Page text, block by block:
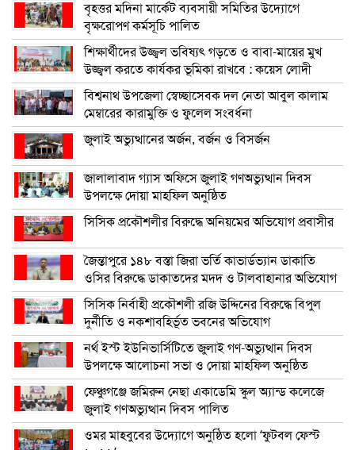
বৃহত্তর মদিনা মার্কেট ব্যবসায়ী সমিতির উদ্যোগে
বৃক্ষরোপণ কর্মসূচি পালিত
শিক্ষার্থীদের উজ্জ্বল ভবিষ্যৎ গড়তে ও বাবা-মায়ের মুখ
উজ্জ্বল করতে কার্যকর ভূমিকা রাখবে : কয়েস লোদী
বিশ্বনাথ উপজেলা স্বেচ্ছাসেবক দল নেতা আবুল কালাম
মেম্বারের কারামুক্তি ও ফুলেল সংবর্ধনা
জুলাই অভ্যুত্থানের অর্জন, বর্জন ও বিসর্জন
জালালাবাদ গ্যাস অফিসে জুলাই গণঅভ্যুত্থান দিবস
উপলক্ষে দোয়া মাহফিল অনুষ্ঠিত
সিসিক প্রকৌশলীর বিরুদ্ধে অনিয়মের অভিযোগ প্রবাসীর
জৈন্তাপুরে ১৪৮ বস্তা জিরা ভর্তি কাভার্ডভ্যান ডাকাতি
ওসির বিরুদ্ধে ডাকাতদের মদদ ও টালবাহানার অভিযোগ
সিসিক নির্বাহী প্রকৌশলী রজি উদ্দিনের বিরুদ্ধে বিপুল
দুর্নীতি ও নকশাবহির্ভূত ভবনের অভিযোগ
নর্থ ইস্ট ইউনিভার্সিটিতে জুলাই গণ-অভ্যুত্থান দিবস
উপলক্ষে আলোচনা সভা ও দোয়া মাহফিল অনুষ্ঠিত
ফেঞ্চুগঞ্জে জমিরুন নেছা একাডেমি স্কুল অ্যান্ড কলেজে
জুলাই গণঅভ্যুত্থান দিবস পালিত
ওমর মাহবুবের উদ্যোগে অনুষ্ঠিত হলো ‘ফুটবল ফেস্ট